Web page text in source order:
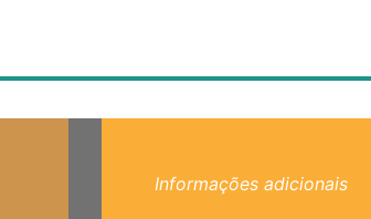
Informações adicionais